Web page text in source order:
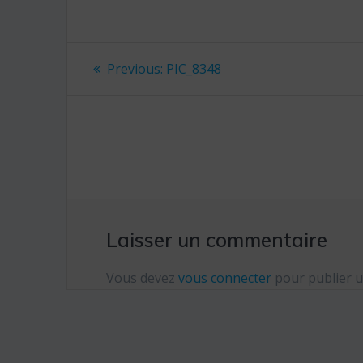
Navigation
Previous: Previous
PIC_8348
Laisser un commentaire
Vous devezvous connecter pour publier